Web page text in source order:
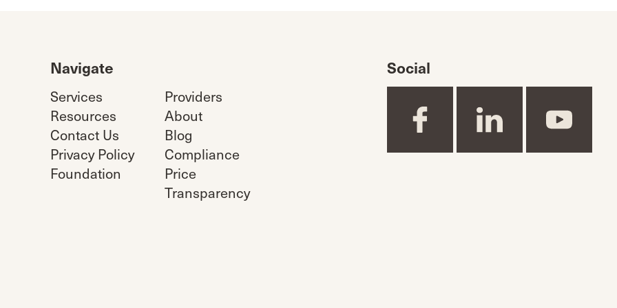
Navigate
Services
Providers
Resources
About
Contact Us
Blog
Privacy Policy
Compliance
Foundation
Price
Transparency
Social